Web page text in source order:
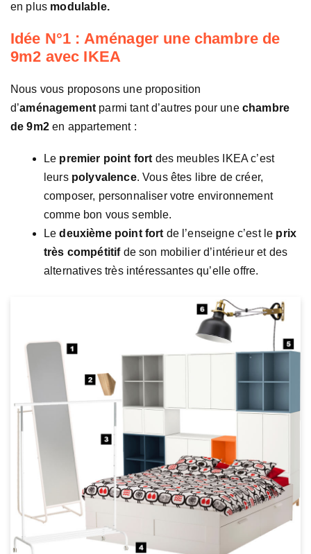
en plus modulable.
Idée N°1 : Aménager une chambre de
9m2 avec IKEA
Nous vous proposons une proposition
d’aménagement parmi tant d’autres pour une chambre
de 9m2en appartement :
Le premier point fort des meubles IKEA c’est
leurs polyvalence. Vous êtes libre de créer,
composer, personnaliser votre environnement
comme bon vous semble.
Ledeuxième point fort de l’enseigne c’est le prix
très compétitifde son mobilier d’intérieur et des
alternatives très intéressantes qu’elle offre.